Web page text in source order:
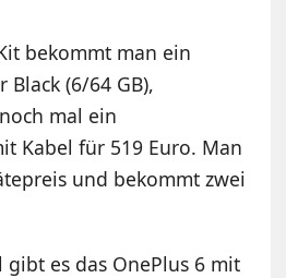
bekommt man ein
(6/64 GB),
mal ein
Kabel für 519 Euro. Man
und bekommt zwei
gibt es das OnePlus 6 mit